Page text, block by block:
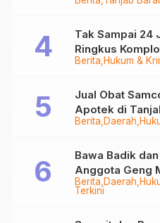
Juta
Berita Hukum &
Tak Sampai 24
Ringkus
Tungkal
Berita Daerah
Jual Obat
Apotek di
Berita Daerah
Terkini
Bawa Badik
Anggota Geng
Diringkus